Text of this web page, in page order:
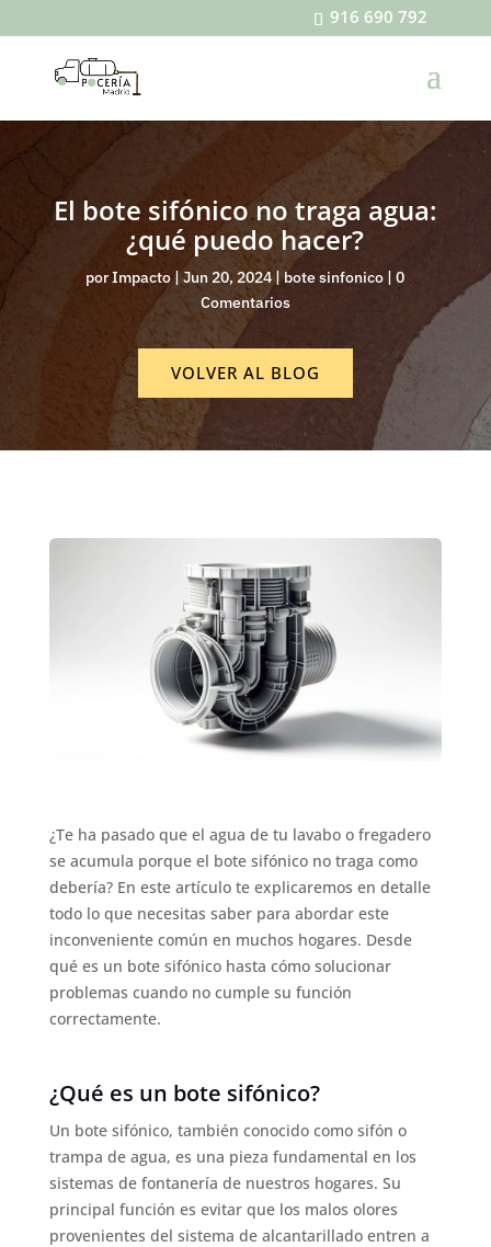
916 690 792
El bote sifónico no traga agua:
¿qué puedo hacer?
porImpacto|Jun 20, 2024 |bote sinfonico |0
Comentarios
VOLVER AL BLOG
¿Te ha pasado que el agua de tu lavabo o fregadero
se acumula porque el bote sifónico no traga como
debería? En este artículo te explicaremos en detalle
todo lo que necesitas saber para abordar este
inconveniente común en muchos hogares. Desde
qué es un bote sifónico hasta cómo solucionar
problemas cuando no cumple su función
correctamente.
¿Qué es un bote sifónico?
Un bote sifónico, también conocido como sifón o
trampa de agua, es una pieza fundamental en los
sistemas de fontanería de nuestros hogares. Su
principal función es evitar que los malos olores
provenientes del sistema de alcantarillado entren a